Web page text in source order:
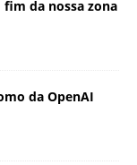
da nossa zona
da OpenAI